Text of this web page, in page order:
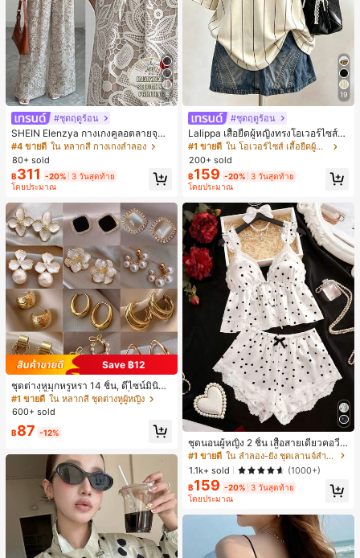
5
#ชุดฤดูร้อน
SHEIN Elenzya กางเกงคูลอตลายจุดเ
อวสูงแบบใหม่สำหรับฤดูใบไม้ผลิ/ฤดูร้อ
น, สไตล์หรูหราเหมาะสำหรับใส่ในชีวิต
ประจำวันและทำงาน, ให้ความรู้สึกวินเ
ทจสำหรับฤดูรับปริญญา, เทศกาลดนตร
ี, การแข่งม้าดาร์บี้, วันประกาศอิสรภาพ
#4 ขายดี ใน หลากสี กางเกงลำลอง
80+ sold
฿311 -20% 3 วันสุดท้าย
โดยประมาณ
Save ฿12
ชุดต่างหูมุกหรูหรา 14 ชิ้น, ดีไซน์มินิมอ
ลใหม่ที่เป็นเอกลักษณ์ ต่างหูที่สง่างาม
สำหรับผู้หญิง, ของขวัญสำหรับเธอ
#1 ขายดี ใน หลากสี ชุดต่างหูผู้หญิง
600+ sold
฿87 -12%
19
#ชุดฤดูร้อน
Lalippa เสื้อยืดผู้หญิงทรงโอเวอร์ไซส์ค
วามยาวกลาง คอกลม ไหล่ตก ลายพิมพ์
ตัวอักษรและลายทางแนวตั้ง สไตล์แฟชั่
นมินิมอล ของขวัญให้เพื่อน
#1 ขายดี
ใน โอเวอร์ไซส์ เสื้อยืดผู้หญิง
200+ sold
฿159 -20% 3 วันสุดท้าย
โดยประมาณ
ชุดนอนผู้หญิง 2 ชิ้น เสื้อสายเดี่ยวคอวีลู
กไม้ พร้อมกางเกงขาสั้นแต่งลูกไม้ แต่ง
โบว์ที่เอว ชุดลำลองผู้หญิงนุ่มสบายน่ารั
ก สไตล์เอสเธติก
#1 ขายดี
ใน ลำลอง-ยัง ชุดเลานจ์สำหรับผู้หญิง
1.1k+ sold
(1000+)
฿159 -20% 3 วันสุดท้าย
โดยประมาณ